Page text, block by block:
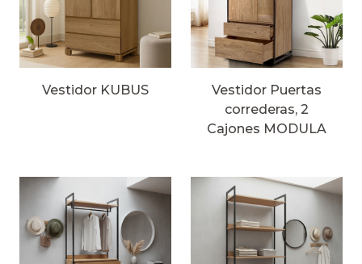
Vestidor KUBUS
Vestidor Puertas
correderas, 2
Cajones MODULA